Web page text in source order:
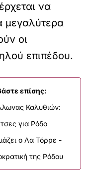
να
μεγαλύτερα
οι
επιπέδου.
επίσης:
Καλυθιών:
για Ρόδο
ο Λα Τόρρε -
της Ρόδου